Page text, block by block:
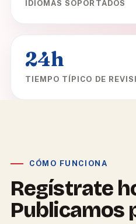
IDIOMAS SOPORTADOS
24h
TIEMPO TÍPICO DE
CÓMO FUNCIONA
Regístrate
Publicamos